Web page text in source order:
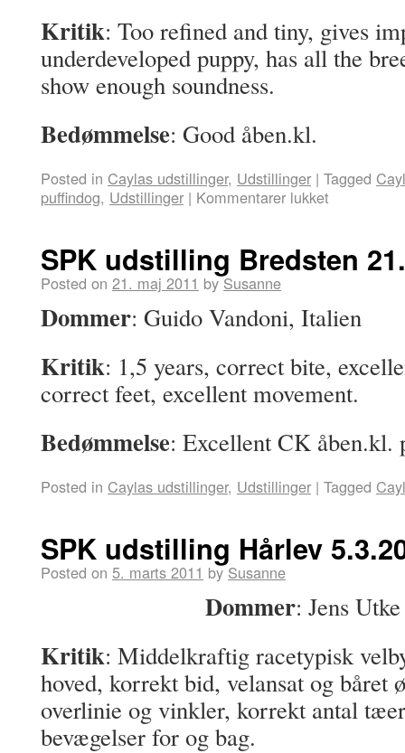
Kritik: Too refined and tiny, gives
underdeveloped puppy, has all the
show enough soundness.
Bedømmelse: Good åben.kl.
Posted in Caylas udstillinger, Udstillinger | Tagged
puffindog, Udstillinger | Kommentarer lukket
SPK udstilling Bredsten
Posted on 21. maj 2011 by Susanne
Dommer: Guido Vandoni, Italien
Kritik: 1,5 years, correct bite,
correct feet, excellent movement.
Bedømmelse: Excellent CK åben.kl.
Posted in Caylas udstillinger, Udstillinger | Tagged
SPK udstilling Hårlev
Posted on 5. marts 2011 by Susanne
Dommer: Jens
Kritik: Middelkraftig racetypisk
hoved, korrekt bid, velansat og båret
overlinie og vinkler, korrekt antal
bevægelser for og bag.